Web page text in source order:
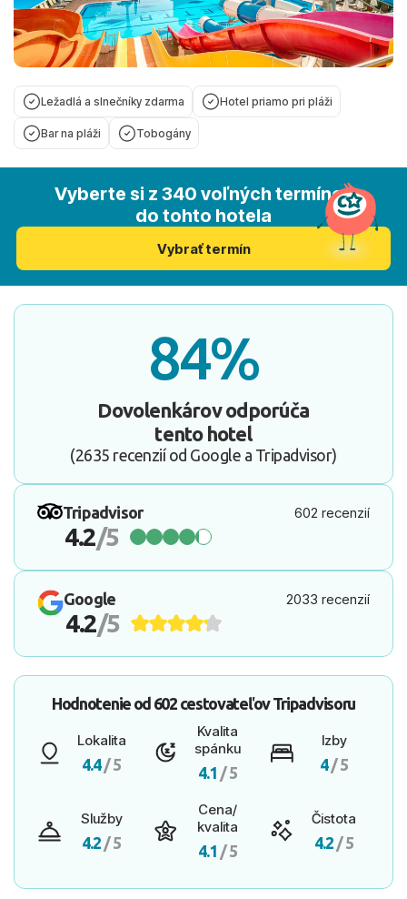
Ležadlá a slnečníky zdarma Hotel priamo pri pláži
Bar na pláži Tobogány
Vyberte si z 340 voľných termínov
do tohto hotela
Vybrať termín
84%
Dovolenkárov odporúča
tento hotel
(2635 recenzií od Google a Tripadvisor)
Tripadvisor 602 recenzií
4.2/5
Google 2033 recenzií
4.2/5
Hodnotenie od 602 cestovateľovTripadvisoru
Lokalita
4.4/ 5
Kvalita
spánku
4.1 / 5
Izby
4/ 5
Služby
4.2 / 5
Cena/
kvalita
4.1 / 5
Čistota
4.2 / 5